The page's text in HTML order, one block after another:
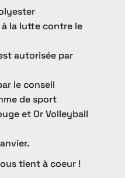
la lutte contre le
autorisée par
le conseil
de sport
et Or Volleyball
tient à coeur !